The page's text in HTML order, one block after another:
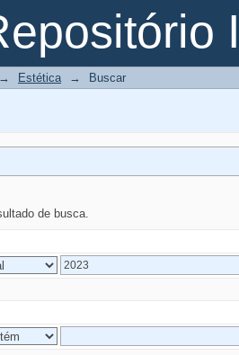
→ Estética → Buscar
de busca.